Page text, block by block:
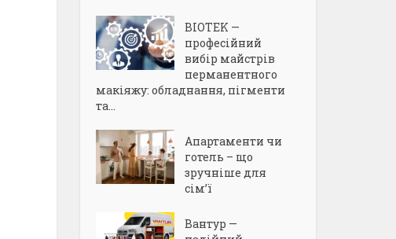
BIOTEK —
професійний
вибір майстрів
перманентного
макіяжу: обладнання, пігменти
та...
Апартаменти чи
готель – що
зручніше для
сім’ї
Вантур —